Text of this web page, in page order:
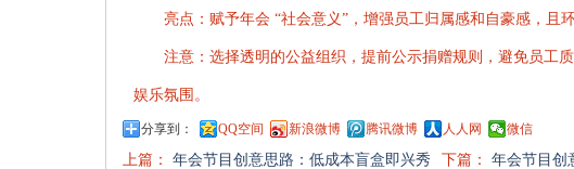
亮点：赋予年会 “社会意义”，增强员工归属感和自豪感，且
注意：选择透明的公益组织，提前公示捐赠规则，避免员工
娱乐氛围。
分享到： QQ空间 新浪微博 腾讯微博 人人网 微信
上篇： 年会节目创意思路：低成本盲盒即兴秀 下篇： 年会节目创